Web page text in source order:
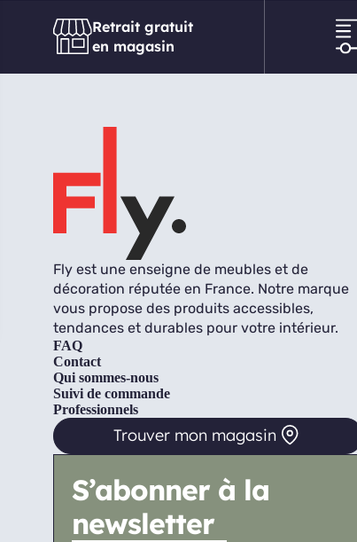
Retrait gratuit
en magasin
Fly est une enseigne de meubles et de
décoration réputée en France. Notre marque
vous propose des produits accessibles,
tendances et durables pour votre intérieur.
FAQ
Contact
Qui sommes-nous
Suivi de commande
Professionnels
Trouver mon magasin
S’abonner à la
newsletter